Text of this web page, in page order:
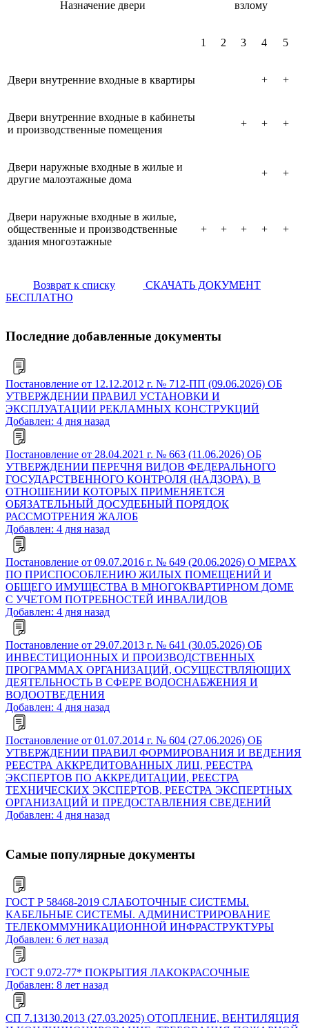
Назначение двери
взлому
1 2 3 4 5
Двери внутренние входные в квартиры + +
Двери внутренние входные в кабинеты
и производственные помещения
+ + +
Двери наружные входные в жилые и
другие малоэтажные дома
+ +
Двери наружные входные в жилые,
общественные и производственные
здания многоэтажные
+ + + + +
Возврат к списку
СКАЧАТЬ ДОКУМЕНТ
БЕСПЛАТНО
Последние добавленные документы
Постановление от 12.12.2012 г. № 712-ПП (09.06.2026) ОБ
УТВЕРЖДЕНИИ ПРАВИЛ УСТАНОВКИ И
ЭКСПЛУАТАЦИИ РЕКЛАМНЫХ КОНСТРУКЦИЙ
Добавлен: 4 дня назад
Постановление от 28.04.2021 г. № 663 (11.06.2026) ОБ
УТВЕРЖДЕНИИ ПЕРЕЧНЯ ВИДОВ ФЕДЕРАЛЬНОГО
ГОСУДАРСТВЕННОГО КОНТРОЛЯ (НАДЗОРА), В
ОТНОШЕНИИ КОТОРЫХ ПРИМЕНЯЕТСЯ
ОБЯЗАТЕЛЬНЫЙ ДОСУДЕБНЫЙ ПОРЯДОК
РАССМОТРЕНИЯ ЖАЛОБ
Добавлен: 4 дня назад
Постановление от 09.07.2016 г. № 649 (20.06.2026) О МЕРАХ
ПО ПРИСПОСОБЛЕНИЮ ЖИЛЫХ ПОМЕЩЕНИЙ И
ОБЩЕГО ИМУЩЕСТВА В МНОГОКВАРТИРНОМ ДОМЕ
С УЧЕТОМ ПОТРЕБНОСТЕЙ ИНВАЛИДОВ
Добавлен: 4 дня назад
Постановление от 29.07.2013 г. № 641 (30.05.2026) ОБ
ИНВЕСТИЦИОННЫХ И ПРОИЗВОДСТВЕННЫХ
ПРОГРАММАХ ОРГАНИЗАЦИЙ, ОСУЩЕСТВЛЯЮЩИХ
ДЕЯТЕЛЬНОСТЬ В СФЕРЕ ВОДОСНАБЖЕНИЯ И
ВОДООТВЕДЕНИЯ
Добавлен: 4 дня назад
Постановление от 01.07.2014 г. № 604 (27.06.2026) ОБ
УТВЕРЖДЕНИИ ПРАВИЛ ФОРМИРОВАНИЯ И ВЕДЕНИЯ
РЕЕСТРА АККРЕДИТОВАННЫХ ЛИЦ, РЕЕСТРА
ЭКСПЕРТОВ ПО АККРЕДИТАЦИИ, РЕЕСТРА
ТЕХНИЧЕСКИХ ЭКСПЕРТОВ, РЕЕСТРА ЭКСПЕРТНЫХ
ОРГАНИЗАЦИЙ И ПРЕДОСТАВЛЕНИЯ СВЕДЕНИЙ
Добавлен: 4 дня назад
Самые популярные документы
ГОСТ Р 58468-2019 СЛАБОТОЧНЫЕ СИСТЕМЫ.
КАБЕЛЬНЫЕ СИСТЕМЫ. АДМИНИСТРИРОВАНИЕ
ТЕЛЕКОММУНИКАЦИОННОЙ ИНФРАСТРУКТУРЫ
Добавлен: 6 лет назад
ГОСТ 9.072-77* ПОКРЫТИЯ ЛАКОКРАСОЧНЫЕ
Добавлен: 8 лет назад
СП 7.13130.2013 (27.03.2025) ОТОПЛЕНИЕ, ВЕНТИЛЯЦИЯ